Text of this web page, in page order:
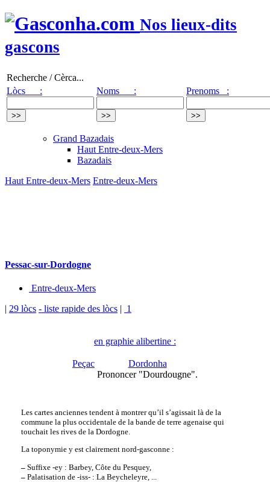
Nos lieux-dits
gascons
Recherche / Cèrca...
Lòcs :
Noms : Prenoms :
Grand Bazadais
Haut Entre-deux-Mers
Bazadais
Haut Entre-deux-Mers Entre-deux-Mers
Pessac-sur-Dordogne
Entre-deux-Mers
| 29 lòcs - liste rapide des lòcs | 1
en graphie alibertine :
Peçac
Dordonha
Prononcer "Dourdougne".
Les cartes anciennes tendent à montrer qu’il s’agissait là de la
commune la plus occidentale de la bande de terre agenaise qui
touchait les rives de la Dordogne.
La toponymie y est clairement nord-gasconne :
–Suffixe -ey : Barbey, Côte du Pesquey,
–Palatisation de -iss- : La Beycheleyre, ...